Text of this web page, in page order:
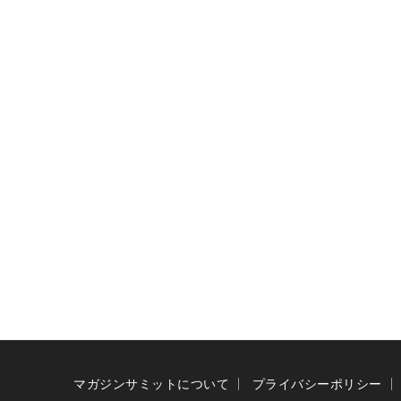
マガジンサミットについて プライバシーポリシー